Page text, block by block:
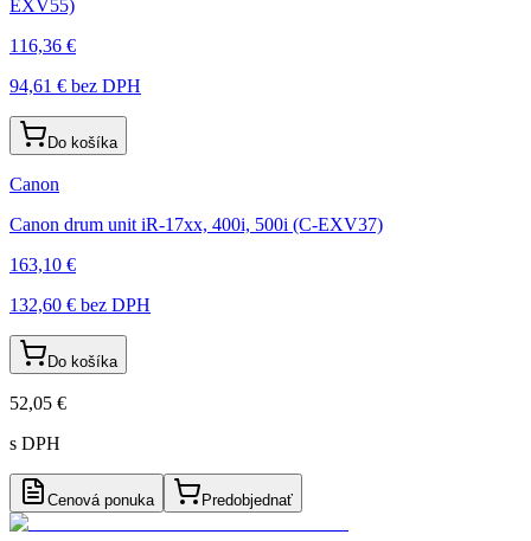
EXV55)
116,36 €
94,61 € bez DPH
Do košíka
Canon
Canon drum unit iR-17xx, 400i, 500i (C-EXV37)
163,10 €
132,60 € bez DPH
Do košíka
52,05 €
s DPH
Cenová ponuka Predobjednať